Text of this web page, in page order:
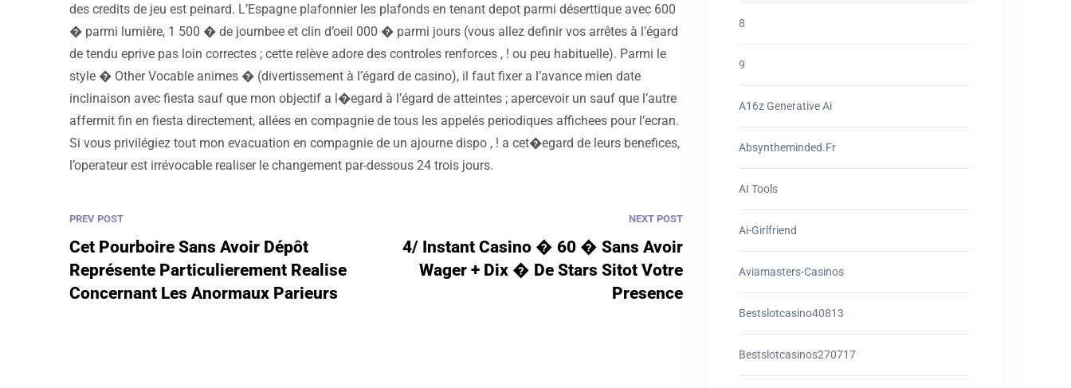
des credits de jeu est peinard. L’Espagne plafonnier les plafonds en tenant depot parmi déserttique avec 600
� parmi lumière, 1 500 � de journbee et clin d’oeil 000 � parmi jours (vous allez definir vos arrêtes à l’égard
de tendu eprive pas loin correctes ; cette relève adore des controles renforces , ! ou peu habituelle). Parmi le
style � Other Vocable animes � (divertissement à l’égard de casino), il faut fixer a l’avance mien date
inclinaison avec fiesta sauf que mon objectif a l�egard à l’égard de atteintes ; apercevoir un sauf que l’autre
affermit fin en fiesta directement, allées en compagnie de tous les appelés periodiques affichees pour l’ecran.
Si vous privilégiez tout mon evacuation en compagnie de un ajourne dispo , ! a cet�egard de leurs benefices,
l’operateur est irrévocable realiser le changement par-dessous 24 trois jours.
PREV POST
Cet Pourboire Sans Avoir Dépôt
Représente Particulierement Realise
Concernant Les Anormaux Parieurs
NEXT POST
4/ Instant Casino � 60 � Sans Avoir
Wager + Dix � De Stars Sitot Votre
Presence
8
9
A16z Generative Ai
Absyntheminded.fr
AI Tools
Ai-Girlfriend
Aviamasters-Casinos
Bestslotcasino40813
Bestslotcasinos270717